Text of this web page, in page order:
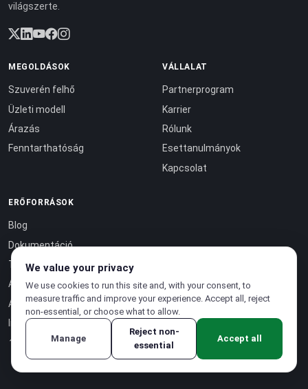
világszerte.
MEGOLDÁSOK
Szuverén felhő
Üzleti modell
Árazás
Fenntarthatóság
VÁLLALAT
Partnerprogram
Karrier
Rólunk
Esettanulmányok
Kapcsolat
ERŐFORRÁSOK
Blog
Dokumentáció
Tanúsítványok
API referencia ↗
Állapotoldal ↗
Intelligencia mint szolgáltatás
↗
We value your privacy
We use cookies to run this site and, with your consent, to
measure traffic and improve your experience. Accept all, reject
non-essential, or choose what to allow.
Manage
Reject non-
essential
Accept all